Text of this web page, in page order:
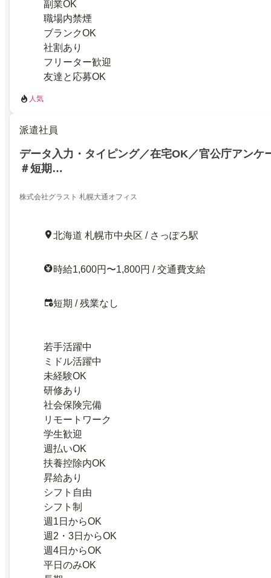
副業OK
職場内禁煙
ブランクOK
社割あり
フリーター歓迎
友達と応募OK
人気
派遣社員
データ入力・タイピング／在宅OK／官公庁アンケ
＃短期…
株式会社グラスト 札幌大通オフィス
北海道 札幌市中央区 / さっぽろ駅
時給1,600円〜1,800円 / 交通費支給
短期 / 残業なし
若手活躍中
ミドル活躍中
未経験OK
研修あり
社会保険完備
リモートワーク
学生歓迎
週払いOK
扶養控除内OK
昇給あり
シフト自由
シフト制
週1日からOK
週2・3日からOK
週4日からOK
平日のみOK